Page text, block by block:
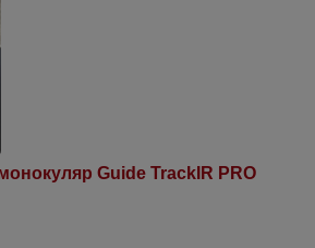
Guide TrackIR PRO